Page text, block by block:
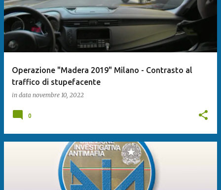
Operazione "Madera 2019" Milano - Contrasto al
traffico di stupefacente
in data novembre 10, 2022
0